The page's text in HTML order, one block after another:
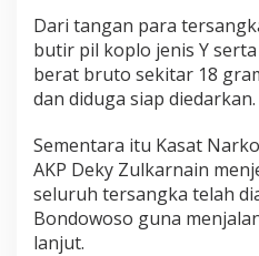
l
u
h
a
P
a
k
e
Dari tangan para
butir pil koplo jenis Y
berat bruto sekitar 18
dan diduga siap diedarkan.
Sementara itu Kasat
AKP Deky Zulkarnain
seluruh tersangka telah
Bondowoso guna
lanjut.